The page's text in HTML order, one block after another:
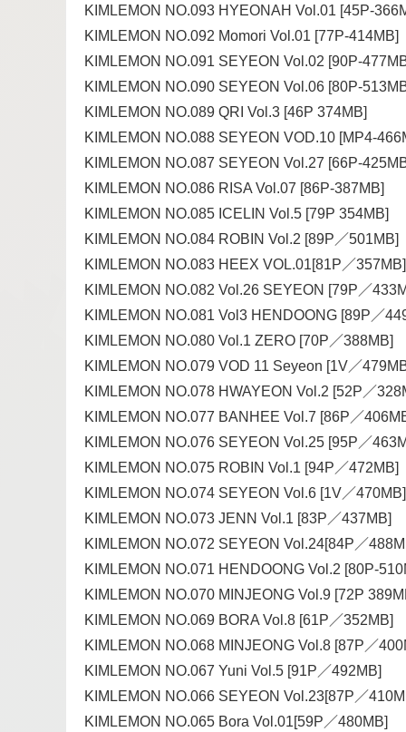
KIMLEMON NO.093 HYEONAH Vol.01 [45P-
KIMLEMON NO.092 Momori Vol.01 [77P-414MB]
KIMLEMON NO.091 SEYEON Vol.02 [90P-
KIMLEMON NO.090 SEYEON Vol.06 [80P-
KIMLEMON NO.089 QRI Vol.3 [46P 374MB]
KIMLEMON NO.088 SEYEON VOD.10 [MP4-
KIMLEMON NO.087 SEYEON Vol.27 [66P-
KIMLEMON NO.086 RISA Vol.07 [86P-387MB]
KIMLEMON NO.085 ICELIN Vol.5 [79P 354MB]
KIMLEMON NO.084 ROBIN Vol.2 [89P／501MB]
KIMLEMON NO.083 HEEX VOL.01[81P／357MB]
KIMLEMON NO.082 Vol.26 SEYEON [79P／
KIMLEMON NO.081 Vol3 HENDOONG [89P／
KIMLEMON NO.080 Vol.1 ZERO [70P／388MB]
KIMLEMON NO.079 VOD 11 Seyeon [1V／
KIMLEMON NO.078 HWAYEON Vol.2 [52P／
KIMLEMON NO.077 BANHEE Vol.7 [86P／
KIMLEMON NO.076 SEYEON Vol.25 [95P／
KIMLEMON NO.075 ROBIN Vol.1 [94P／472MB]
KIMLEMON NO.074 SEYEON Vol.6 [1V／470MB]
KIMLEMON NO.073 JENN Vol.1 [83P／437MB]
KIMLEMON NO.072 SEYEON Vol.24[84P／
KIMLEMON NO.071 HENDOONG Vol.2 [80P-
KIMLEMON NO.070 MINJEONG Vol.9 [72P
KIMLEMON NO.069 BORA Vol.8 [61P／352MB]
KIMLEMON NO.068 MINJEONG Vol.8 [87P／
KIMLEMON NO.067 Yuni Vol.5 [91P／492MB]
KIMLEMON NO.066 SEYEON Vol.23[87P／
KIMLEMON NO.065 Bora Vol.01[59P／480MB]